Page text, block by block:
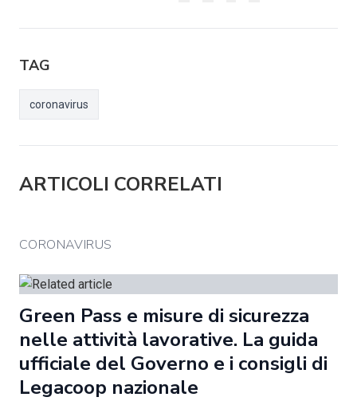
TAG
coronavirus
ARTICOLI CORRELATI
CORONAVIRUS
Green Pass e misure di sicurezza
nelle attività lavorative. La guida
ufficiale del Governo e i consigli di
Legacoop nazionale